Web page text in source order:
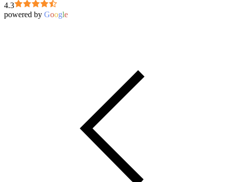
4.3
powered by Google